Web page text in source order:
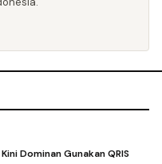
Dominan Gunakan QRIS